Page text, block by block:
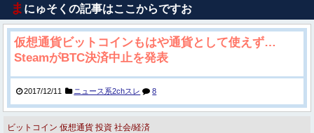
ま にゅそくの記事はここからですお
仮想通貨ビットコインもはや通貨として使えず…
SteamがBTC決済中止を発表
2017/12/11 ニュース系2chスレ 8
ビットコイン 仮想通貨 投資 社会/経済